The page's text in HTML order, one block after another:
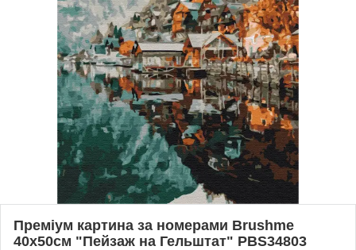
Преміум картина за номерами Brushme
40x50см "Пейзаж на Гельштат" PBS34803